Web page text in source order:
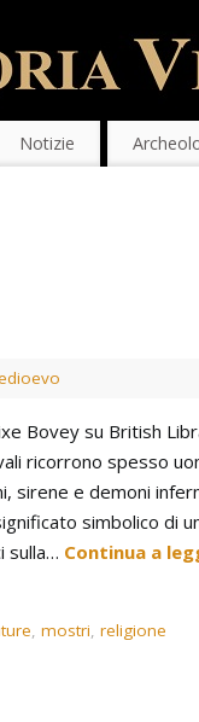
Notizie
Bovey su British
ricorrono spesso
sirene e demoni
simbolico di
sulla… Continua a
, mostri, religione